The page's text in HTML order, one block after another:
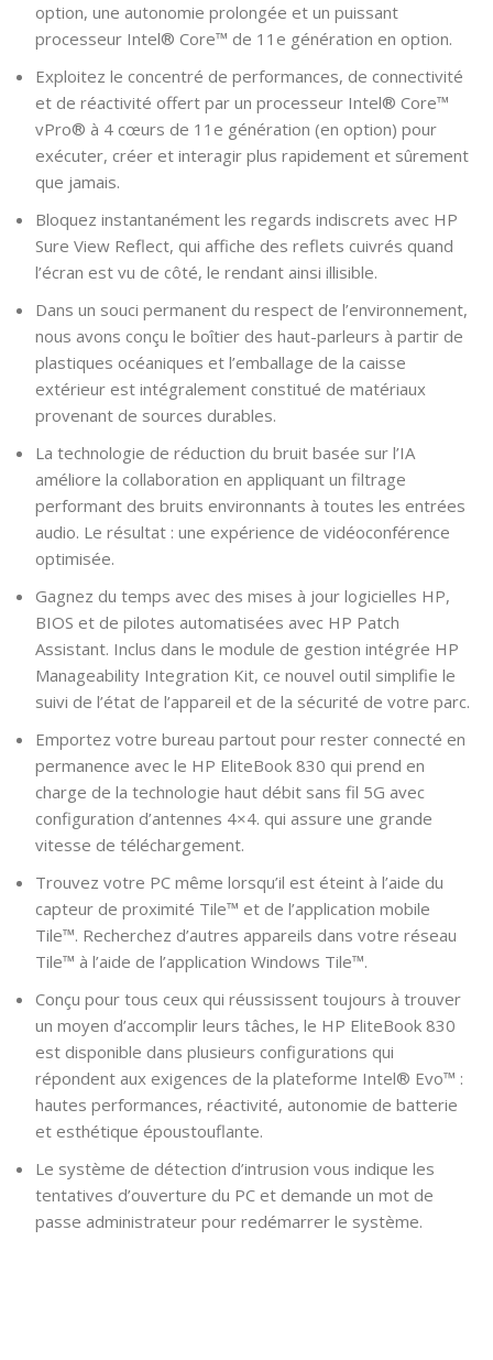
option, une autonomie prolongée et un puissant
processeur Intel® Core™ de 11e génération en option.
Exploitez le concentré de performances, de connectivité
et de réactivité offert par un processeur Intel® Core™
vPro® à 4 cœurs de 11e génération (en option) pour
exécuter, créer et interagir plus rapidement et sûrement
que jamais.
Bloquez instantanément les regards indiscrets avec HP
Sure View Reflect, qui affiche des reflets cuivrés quand
l’écran est vu de côté, le rendant ainsi illisible.
Dans un souci permanent du respect de l’environnement,
nous avons conçu le boîtier des haut-parleurs à partir de
plastiques océaniques et l’emballage de la caisse
extérieur est intégralement constitué de matériaux
provenant de sources durables.
La technologie de réduction du bruit basée sur l’IA
améliore la collaboration en appliquant un filtrage
performant des bruits environnants à toutes les entrées
audio. Le résultat : une expérience de vidéoconférence
optimisée.
Gagnez du temps avec des mises à jour logicielles HP,
BIOS et de pilotes automatisées avec HP Patch
Assistant. Inclus dans le module de gestion intégrée HP
Manageability Integration Kit, ce nouvel outil simplifie le
suivi de l’état de l’appareil et de la sécurité de votre parc.
Emportez votre bureau partout pour rester connecté en
permanence avec le HP EliteBook 830 qui prend en
charge de la technologie haut débit sans fil 5G avec
configuration d’antennes 4×4. qui assure une grande
vitesse de téléchargement.
Trouvez votre PC même lorsqu’il est éteint à l’aide du
capteur de proximité Tile™ et de l’application mobile
Tile™. Recherchez d’autres appareils dans votre réseau
Tile™ à l’aide de l’application Windows Tile™.
Conçu pour tous ceux qui réussissent toujours à trouver
un moyen d’accomplir leurs tâches, le HP EliteBook 830
est disponible dans plusieurs configurations qui
répondent aux exigences de la plateforme Intel® Evo™ :
hautes performances, réactivité, autonomie de batterie
et esthétique époustouflante.
Le système de détection d’intrusion vous indique les
tentatives d’ouverture du PC et demande un mot de
passe administrateur pour redémarrer le système.